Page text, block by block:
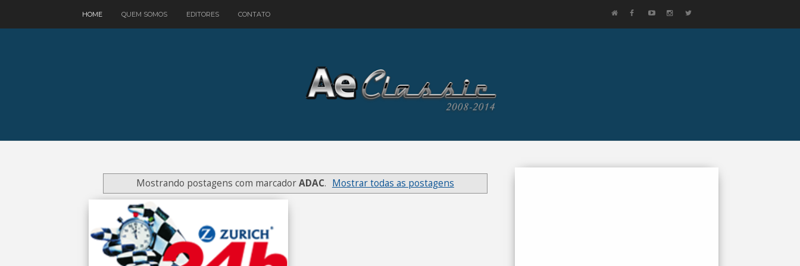
HOME QUEM SOMOS EDITORES CONTATO
Mostrando postagens com marcadorADAC. Mostrar todas as postagens